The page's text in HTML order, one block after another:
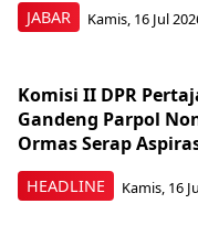
JABAR Kamis, 16 Jul
HEADLINE
Komisi II DPR
Gandeng Parpol
Ormas Serap
Kamis, 16